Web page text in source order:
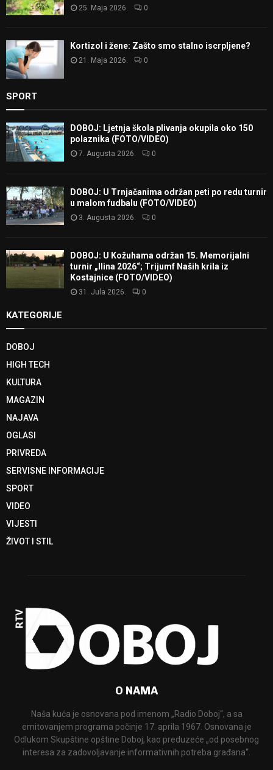
25. Maja 2026. 0
Kortizol i žene: Zašto smo stalno iscrpljene?
21. Maja 2026. 0
SPORT
DOBOJ: Ljetnja škola plivanja okupila oko 150
polaznika (FOTO/VIDEO)
7. Augusta 2026. 0
DOBOJ: U Trnjačanima održan peti po redu turnir
u malom fudbalu (FOTO/VIDEO)
3. Augusta 2026. 0
DOBOJ: U Kožuhama održan 15. Memorijalni
turnir „Ilina 2026“; Trijumf Naših krila iz
Kostajnice (FOTO/VIDEO)
31. Jula 2026. 0
KATEGORIJE
DOBOJ
HIGH TECH
KULTURA
MAGAZIN
NAJAVA
OGLASI
PRIVREDA
SERVISNE INFORMACIJE
SPORT
VIDEO
VIJESTI
ŽIVOT I STIL
O NAMA
Naša kuća je osnovana pod imenom „Radio Doboj“, a sa
emitovanjem programa počinje 17. aprila 1967. Osnovana je
Odlukom Skupštine opštine Doboj, kao preduzeće „od posebnog
interesa za zadovoljavanje informativnih potreba građana“.